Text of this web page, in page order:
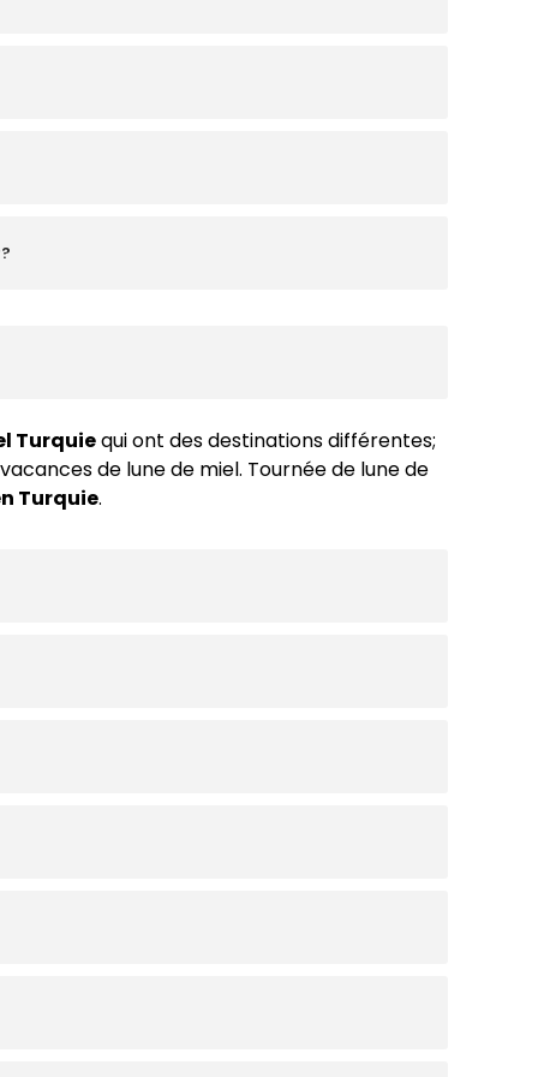
Turquiequi ont des destinations différentes;
de lune de miel. Tournée de lune de
Turquie.